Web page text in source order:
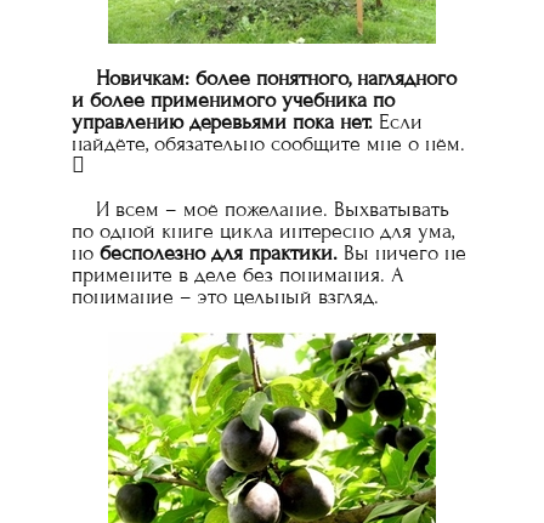
Новичкам: более понятного, наглядного
и более применимого учебника по
управлению деревьями пока нет. Если
найдёте, обязательно сообщите мне о нём.

И всем – моё пожелание. Выхватывать
по одной книге цикла интересно для ума,
но бесполезно для практики. Вы ничего не
примените в деле без понимания. А
понимание – это цельный взгляд.